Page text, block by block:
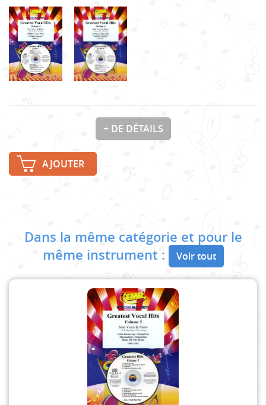
+ DE DÉTAILS
AJOUTER
Dans la même catégorie et pour le
même instrument :
Voir tout